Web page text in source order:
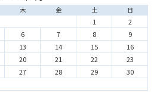
木 金 土 日
1
2
6 7 8
9
13 14 15
16
20 21 22
23
27 28 29
30